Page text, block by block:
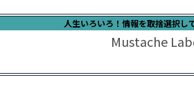
人生いろいろ！情報を取捨選択し
Mustache